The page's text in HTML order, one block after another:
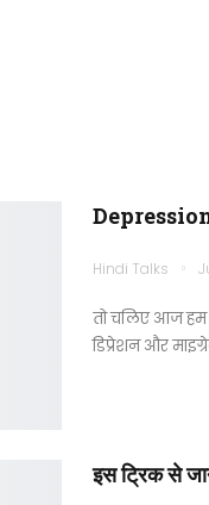
Depression
Hindi Talks
तो चलिए आज हम
डिप्रेशन और
इस ट्रिक से